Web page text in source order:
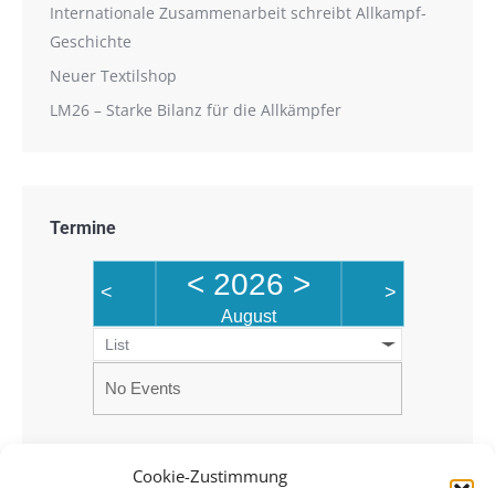
Cookie-Zustimmung
Internationale Zusammenarbeit schreibt Allkampf-
Geschichte
Neuer Textilshop
LM26 – Starke Bilanz für die Allkämpfer
Termine
< < 2026 >
August
>
List
No Events